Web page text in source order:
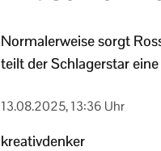
Normalerweise sorgt
teilt der Schlagerstar
13.08.2025, 13:36 Uhr
kreativdenker